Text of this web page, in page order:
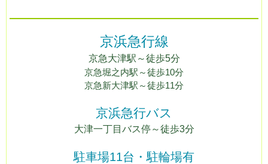
京浜急行線
京急大津駅 ～徒歩5分
京急堀之内駅 ～徒歩10分
京急新大津駅～徒歩11分
京浜急行バス
大津一丁目バス停～徒歩3分
駐車場11台・駐輪場有